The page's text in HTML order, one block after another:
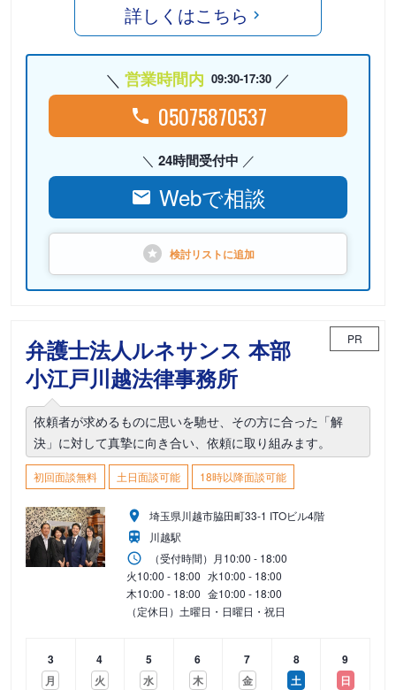
詳しくはこちら
営業時間内 09:30-17:30
05075870537
24時間受付中
Webで相談
検討リストに追加
弁護士法人ルネサンス 本部
小江戸川越法律事務所
PR
依頼者が求めるものに思いを馳せ、その方に合った「解
決」に対して真摯に向き合い、依頼に取り組みます。
初回面談無料 土日面談可能 18時以降面談可能
埼玉県川越市脇田町33-1 ITOビル4階
川越駅
（受付時間） 月10:00 - 18:00
火10:00 - 18:00 水10:00 - 18:00
木10:00 - 18:00 金10:00 - 18:00
（定休日）土曜日・日曜日・祝日
3
月
4
火
5
水
6
木
7
金
8
土
9
日